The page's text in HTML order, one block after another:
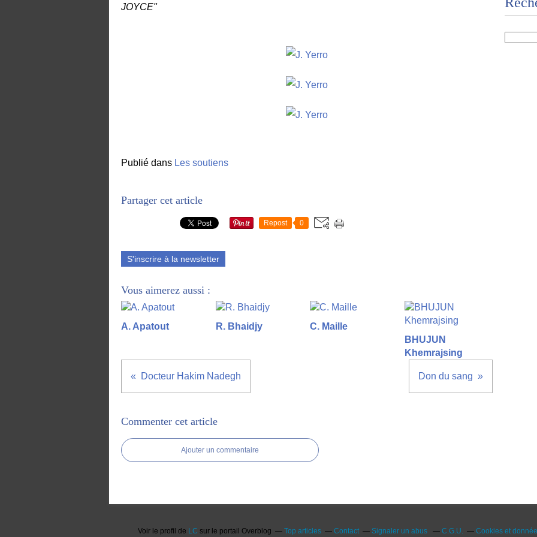
JOYCE"
Publié dans Les soutiens
Partager cet article
Repost 0
S'inscrire à la newsletter
Vous aimerez aussi :
A. Apatout R. Bhaidjy
C. Maille
BHUJUN
Khemrajsing
Docteur Hakim Nadegh Don du sang
Commenter cet article
Ajouter un commentaire
Voir le profil de LC sur le portail Overblog Top articles Contact Signaler un abus C.G.U. Cookies et